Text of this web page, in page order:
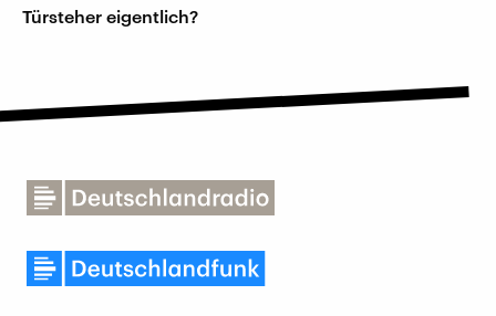
Türsteher eigentlich?